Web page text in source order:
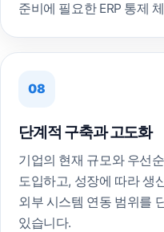
준비에 필요한 ERP 통제
08
단계적 구축과 고도화
기업의 현재 규모와 우선
도입하고, 성장에 따라 생
외부 시스템 연동 범위를
있습니다.